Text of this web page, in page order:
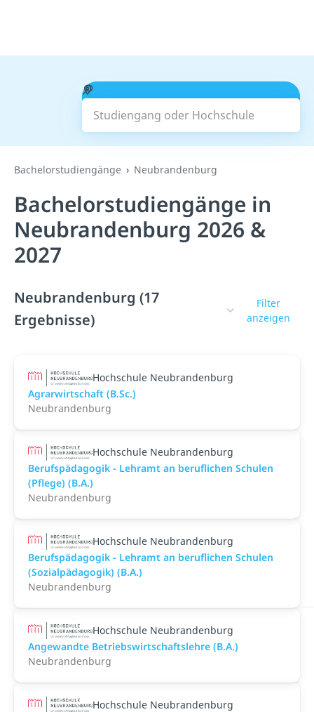
Studiengang oder Hochschule
Suchen
Bachelorstudiengänge Neubrandenburg
Bachelorstudiengänge in
Neubrandenburg 2026 &
2027
Neubrandenburg (17
Ergebnisse)
Filter
anzeigen
Hochschule Neubrandenburg
Agrarwirtschaft (B.Sc.)
Neubrandenburg
Hochschule Neubrandenburg
Berufspädagogik - Lehramt an beruflichen Schulen
(Pflege) (B.A.)
Neubrandenburg
Hochschule Neubrandenburg
Berufspädagogik - Lehramt an beruflichen Schulen
(Sozialpädagogik) (B.A.)
Neubrandenburg
Hochschule Neubrandenburg
Angewandte Betriebswirtschaftslehre (B.A.)
Neubrandenburg
Hochschule Neubrandenburg